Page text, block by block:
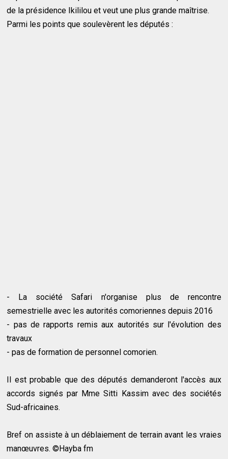
de la présidence Ikililou et veut une plus grande maîtrise.
Parmi les points que soulevèrent les députés :
- La société Safari n'organise plus de rencontre
semestrielle avec les autorités comoriennes depuis 2016
- pas de rapports remis aux autorités sur l'évolution des
travaux
- pas de formation de personnel comorien.
Il est probable que des députés demanderont l'accès aux
accords signés par Mme Sitti Kassim avec des sociétés
Sud-africaines.
Bref on assiste à un déblaiement de terrain avant les vraies
manœuvres. ©Hayba fm